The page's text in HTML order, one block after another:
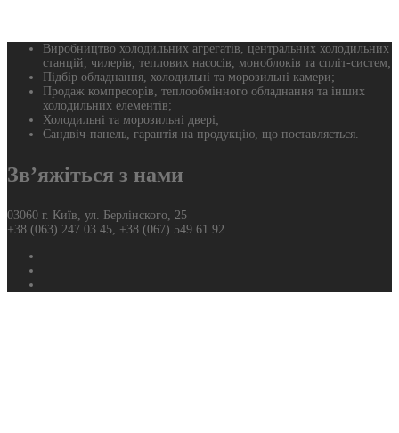
Виробництво холодильних агрегатів, центральних холодильних
станцій, чилерів, теплових насосів, моноблоків та спліт-систем;
Підбір обладнання, холодильні та морозильні камери;
Продаж компресорів, теплообмінного обладнання та інших
холодильних елементів;
Холодильні та морозильні двері;
Сандвіч-панель, гарантія на продукцію, що поставляється.
Зв’яжіться з нами
03060 г. Київ, ул. Берлінского, 25
+38 (063) 247 03 45, +38 (067) 549 61 92